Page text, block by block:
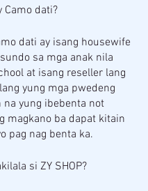
Camo dati?
dati ay isang housewife
sa mga anak nila
at isang reseller lang
yung mga pwedeng
na yung ibebenta not
magkano ba dapat kitain
pag nag benta ka.
si ZY SHOP?